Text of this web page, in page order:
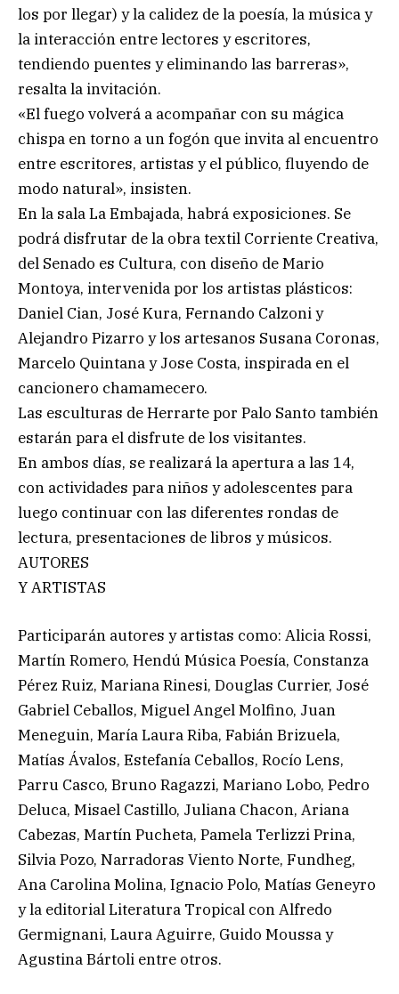
los por llegar) y la calidez de la poesía, la música y
la interacción entre lectores y escritores,
tendiendo puentes y eliminando las barreras»,
resalta la invitación.
«El fuego volverá a acompañar con su mágica
chispa en torno a un fogón que invita al encuentro
entre escritores, artistas y el público, fluyendo de
modo natural», insisten.
En la sala La Embajada, habrá exposiciones. Se
podrá disfrutar de la obra textil Corriente Creativa,
del Senado es Cultura, con diseño de Mario
Montoya, intervenida por los artistas plásticos:
Daniel Cian, José Kura, Fernando Calzoni y
Alejandro Pizarro y los artesanos Susana Coronas,
Marcelo Quintana y Jose Costa, inspirada en el
cancionero chamamecero.
Las esculturas de Herrarte por Palo Santo también
estarán para el disfrute de los visitantes.
En ambos días, se realizará la apertura a las 14,
con actividades para niños y adolescentes para
luego continuar con las diferentes rondas de
lectura, presentaciones de libros y músicos.
AUTORES
Y ARTISTAS
Participarán autores y artistas como: Alicia Rossi,
Martín Romero, Hendú Música Poesía, Constanza
Pérez Ruiz, Mariana Rinesi, Douglas Currier, José
Gabriel Ceballos, Miguel Angel Molfino, Juan
Meneguin, María Laura Riba, Fabián Brizuela,
Matías Ávalos, Estefanía Ceballos, Rocío Lens,
Parru Casco, Bruno Ragazzi, Mariano Lobo, Pedro
Deluca, Misael Castillo, Juliana Chacon, Ariana
Cabezas, Martín Pucheta, Pamela Terlizzi Prina,
Silvia Pozo, Narradoras Viento Norte, Fundheg,
Ana Carolina Molina, Ignacio Polo, Matías Geneyro
y la editorial Literatura Tropical con Alfredo
Germignani, Laura Aguirre, Guido Moussa y
Agustina Bártoli entre otros.